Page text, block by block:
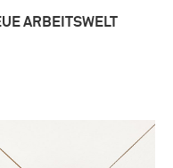
ARBEITSWELT